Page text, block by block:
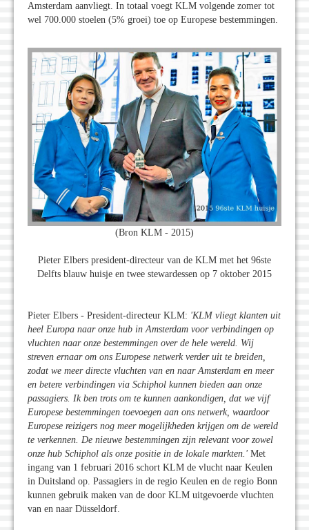
Amsterdam aanvliegt. In totaal voegt KLM volgende zomer tot
wel 700.000 stoelen (5% groei) toe op Europese bestemmingen.
(Bron KLM - 2015)
Pieter Elbers president-directeur van de KLM met het 96ste
Delfts blauw huisje en twee stewardessen op 7 oktober 2015
Pieter Elbers - President-directeur KLM: 'KLM vliegt klanten uit
heel Europa naar onze hub in Amsterdam voor verbindingen op
vluchten naar onze bestemmingen over de hele wereld. Wij
streven ernaar om ons Europese netwerk verder uit te breiden,
zodat we meer directe vluchten van en naar Amsterdam en meer
en betere verbindingen via Schiphol kunnen bieden aan onze
passagiers. Ik ben trots om te kunnen aankondigen, dat we vijf
Europese bestemmingen toevoegen aan ons netwerk, waardoor
Europese reizigers nog meer mogelijkheden krijgen om de wereld
te verkennen. De nieuwe bestemmingen zijn relevant voor zowel
onze hub Schiphol als onze positie in de lokale markten.' Met
ingang van 1 februari 2016 schort KLM de vlucht naar Keulen
in Duitsland op. Passagiers in de regio Keulen en de regio Bonn
kunnen gebruik maken van de door KLM uitgevoerde vluchten
van en naar Düsseldorf.